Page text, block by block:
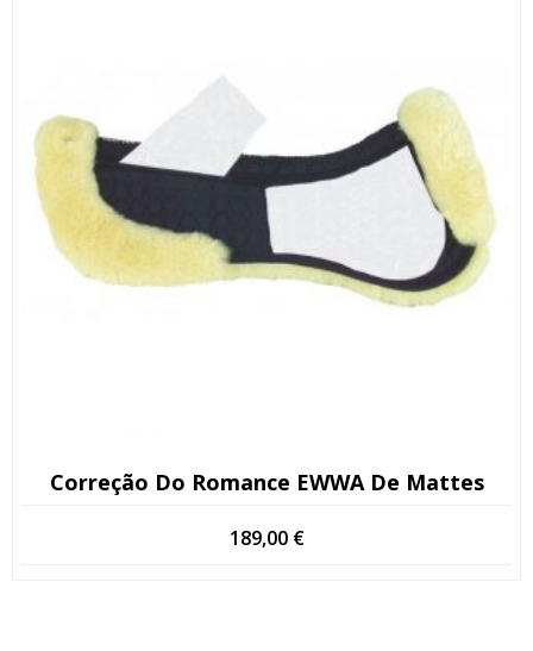
Correção Do Romance EWWA De Mattes
189,00 €